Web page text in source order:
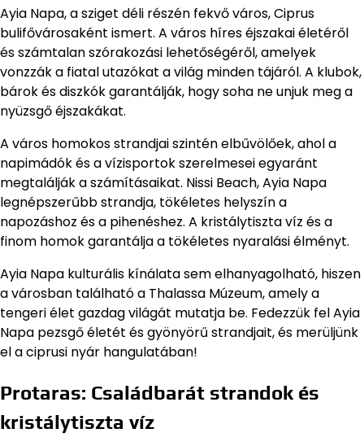
Ayia Napa, a sziget déli részén fekvő város, Ciprus
bulifővárosaként ismert. A város híres éjszakai életéről
és számtalan szórakozási lehetőségéről, amelyek
vonzzák a fiatal utazókat a világ minden tájáról. A klubok,
bárok és diszkók garantálják, hogy soha ne unjuk meg a
nyüzsgő éjszakákat.
A város homokos strandjai szintén elbűvölőek, ahol a
napimádók és a vízisportok szerelmesei egyaránt
megtalálják a számításaikat. Nissi Beach, Ayia Napa
legnépszerűbb strandja, tökéletes helyszín a
napozáshoz és a pihenéshez. A kristálytiszta víz és a
finom homok garantálja a tökéletes nyaralási élményt.
Ayia Napa kulturális kínálata sem elhanyagolható, hiszen
a városban található a Thalassa Múzeum, amely a
tengeri élet gazdag világát mutatja be. Fedezzük fel Ayia
Napa pezsgő életét és gyönyörű strandjait, és merüljünk
el a ciprusi nyár hangulatában!
Protaras: Családbarát strandok és
kristálytiszta víz